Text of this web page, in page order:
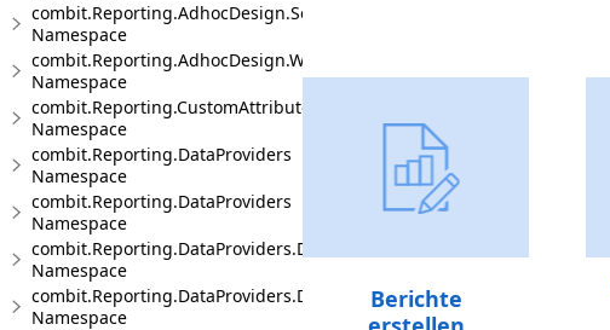
combit.Reporting.AdhocDesign.SessionHandling
Namespace
combit.Reporting.AdhocDesign.Web
Namespace
combit.Reporting.CustomAttributes
Namespace
combit.Reporting.DataProviders
Namespace
combit.Reporting.DataProviders
Namespace
combit.Reporting.DataProviders.DataStructure
Namespace
combit.Reporting.DataProviders.DataStructure.Interfaces
Namespace
Berichte